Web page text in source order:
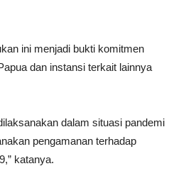
ini menjadi bukti komitmen
dan instansi terkait lainnya
dalam situasi pandemi
pengamanan terhadap
katanya.